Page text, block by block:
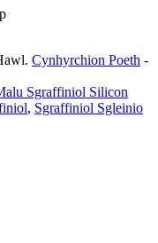
Cynhyrchion Poeth -
Sgraffiniol Silicon
, Sgraffiniol Sgleinio